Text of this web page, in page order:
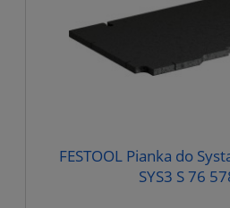
FESTOOL Pianka do
SYS3 S 76